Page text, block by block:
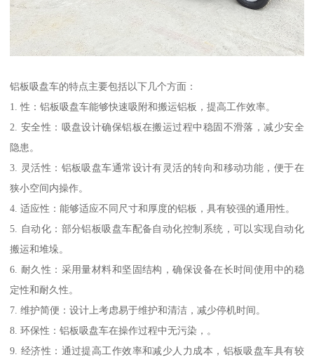
铝板吸盘车的特点主要包括以下几个方面：
1. 性：铝板吸盘车能够快速吸附和搬运铝板，提高工作效率。
2. 安全性：吸盘设计确保铝板在搬运过程中稳固不滑落，减少安全
隐患。
3. 灵活性：铝板吸盘车通常设计有灵活的转向和移动功能，便于在
狭小空间内操作。
4. 适应性：能够适应不同尺寸和厚度的铝板，具有较强的通用性。
5. 自动化：部分铝板吸盘车配备自动化控制系统，可以实现自动化
搬运和堆垛。
6. 耐久性：采用量材料和坚固结构，确保设备在长时间使用中的稳
定性和耐久性。
7. 维护简便：设计上考虑易于维护和清洁，减少停机时间。
8. 环保性：铝板吸盘车在操作过程中无污染，。
9. 经济性：通过提高工作效率和减少人力成本，铝板吸盘车具有较